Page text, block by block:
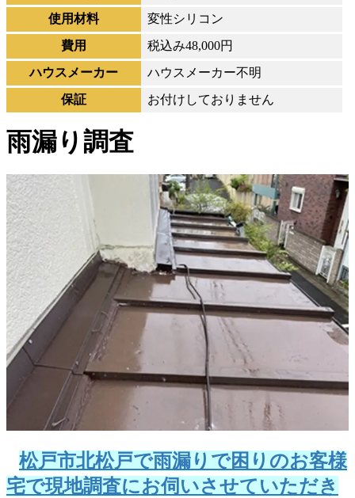
使用材料
変性シリコン
費用
税込み48,000円
ハウスメーカー
ハウスメーカー不明
保証
お付けしておりません
雨漏り調査
松戸市北松戸で雨漏りで困りのお客様
宅で現地調査にお伺いさせていただき